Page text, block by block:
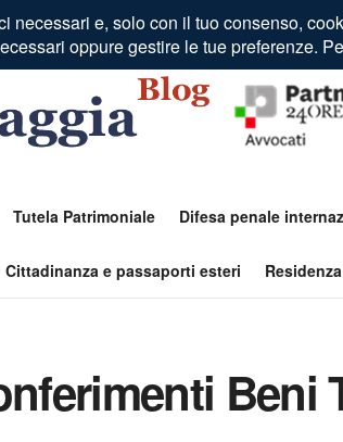
Tutela Patrimoniale Difesa penale
Cittadinanza e passaporti esteri
Beni